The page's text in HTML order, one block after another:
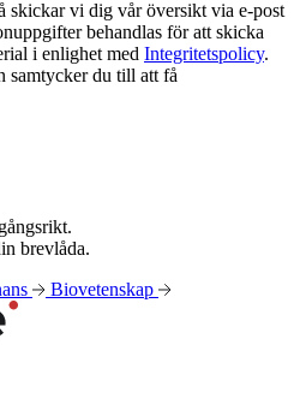
skickar vi dig vår översikt via e-post
behandlas för att skicka
i enlighet med Integritetspolicy.
samtycker du till att få
brevlåda.
Biovetenskap